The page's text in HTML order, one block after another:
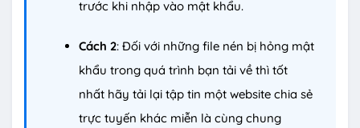
trước khi nhập vào mật khẩu.
Cách 2: Đối với những file nén bị hỏng mật
khẩu trong quá trình bạn tải về thì tốt
nhất hãy tải lại tập tin một website chia sẻ
trực tuyến khác miễn là cùng chung